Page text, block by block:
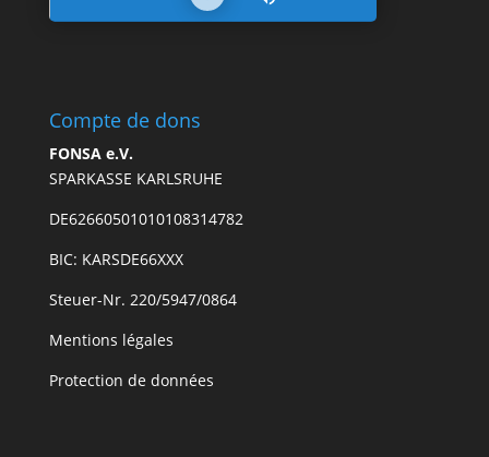
Compte de dons
FONSA e.V.
SPARKASSE KARLSRUHE
DE62660501010108314782
BIC: KARSDE66XXX
Steuer-Nr. 220/5947/0864
Mentions légales
Protection de données